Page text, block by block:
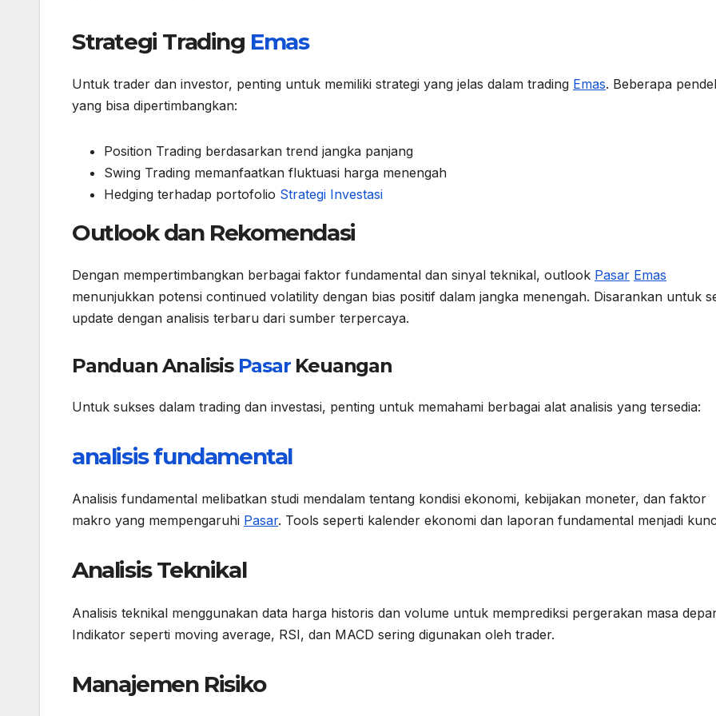
Strategi Trading Emas
Untuk trader dan investor, penting untuk memiliki strategi yang jelas dalam trading Emas. Beberapa
yang bisa dipertimbangkan:
Position Trading berdasarkan trend jangka panjang
Swing Trading memanfaatkan fluktuasi harga menengah
Hedging terhadap portofolio Strategi Investasi
Outlook dan Rekomendasi
Dengan mempertimbangkan berbagai faktor fundamental dan sinyal teknikal, outlook Pasar Emas
menunjukkan potensi continued volatility dengan bias positif dalam jangka menengah. Disarankan untuk
update dengan analisis terbaru dari sumber terpercaya.
Panduan Analisis PasarKeuangan
Untuk sukses dalam trading dan investasi, penting untuk memahami berbagai alat analisis yang tersedia:
analisis fundamental
Analisis fundamental melibatkan studi mendalam tentang kondisi ekonomi, kebijakan moneter, dan faktor
makro yang mempengaruhi Pasar. Tools seperti kalender ekonomi dan laporan fundamental menjadi
Analisis Teknikal
Analisis teknikal menggunakan data harga historis dan volume untuk memprediksi pergerakan masa
Indikator seperti moving average, RSI, dan MACD sering digunakan oleh trader.
Manajemen Risiko